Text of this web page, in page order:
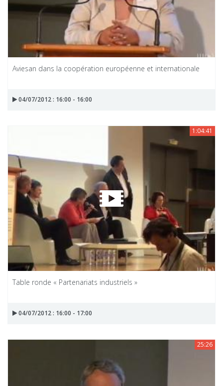
Aviesan dans la coopération européenne et internationale
04/07/2012 : 16:00 - 16:00
1:04:41
Table ronde « Partenariats industriels »
04/07/2012 : 16:00 - 17:00
25:26